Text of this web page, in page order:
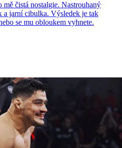
čistá nostalgie. Nastrouhaný
a jarní cibulka. Výsledek je tak
se mu obloukem vyhnete.